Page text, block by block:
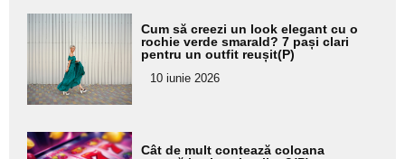
Adaugă
aici textul
pentru
subtitlu
Cum să creezi un look elegant cu o
rochie verde smarald? 7 pași clari
pentru un outfit reușit(P)
10 iunie 2026
Adaugă
Cât de mult contează coloana